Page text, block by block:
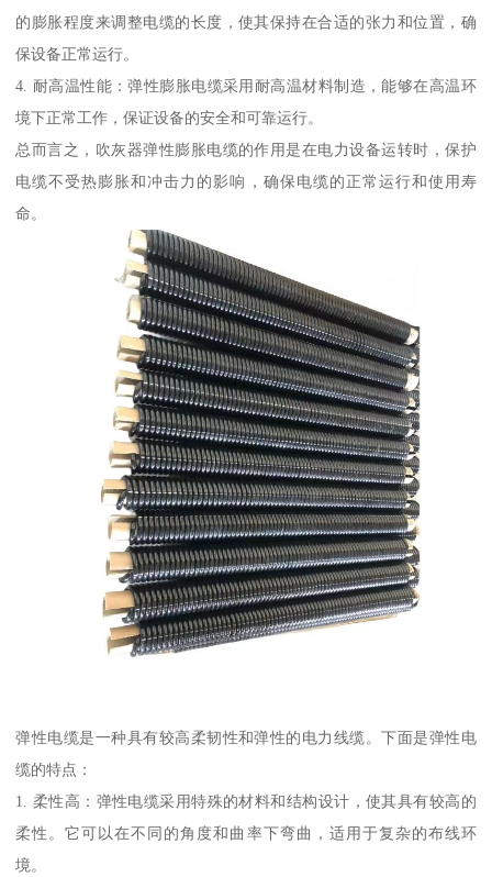
的膨胀程度来调整电缆的长度，使其保持在合适的张力和位置，确
保设备正常运行。
4. 耐高温性能：弹性膨胀电缆采用耐高温材料制造，能够在高温环
境下正常工作，保证设备的安全和可靠运行。
总而言之，吹灰器弹性膨胀电缆的作用是在电力设备运转时，保护
电缆不受热膨胀和冲击力的影响，确保电缆的正常运行和使用寿
命。
弹性电缆是一种具有较高柔韧性和弹性的电力线缆。下面是弹性电
缆的特点：
1. 柔性高：弹性电缆采用特殊的材料和结构设计，使其具有较高的
柔性。它可以在不同的角度和曲率下弯曲，适用于复杂的布线环
境。